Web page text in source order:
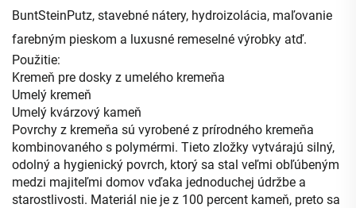
BuntSteinPutz, stavebné nátery, hydroizolácia, maľovanie
farebným pieskom a luxusné remeselné výrobky atď.
Použitie:
Kremeň pre dosky z umelého kremeňa
Umelý kremeň
Umelý kvárzový kameň
Povrchy z kremeňa sú vyrobené z prírodného kremeňa
kombinovaného s polymérmi. Tieto zložky vytvárajú silný,
odolný a hygienický povrch, ktorý sa stal veľmi obľúbeným
medzi majiteľmi domov vďaka jednoduchej údržbe a
starostlivosti. Materiál nie je z 100 percent kameň, preto sa